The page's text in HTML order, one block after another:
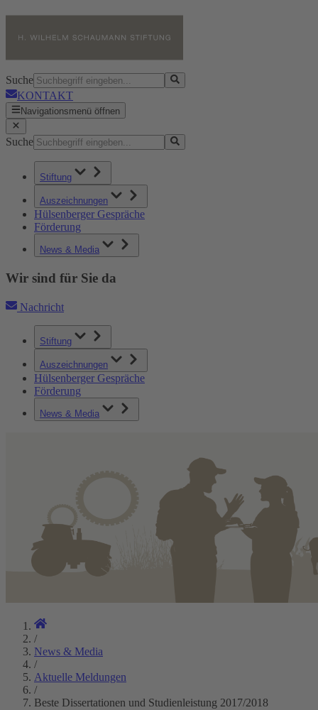
Suche
KONTAKT
Navigationsmenü öffnen
Suche
Stiftung
Auszeichnungen
Hülsenberger Gespräche
Förderung
News & Media
Wir sind für Sie da
Nachricht
Stiftung
Auszeichnungen
Hülsenberger Gespräche
Förderung
News & Media
/
News & Media
/
Aktuelle Meldungen
/
Beste Dissertationen und Studienleistung 2017/2018